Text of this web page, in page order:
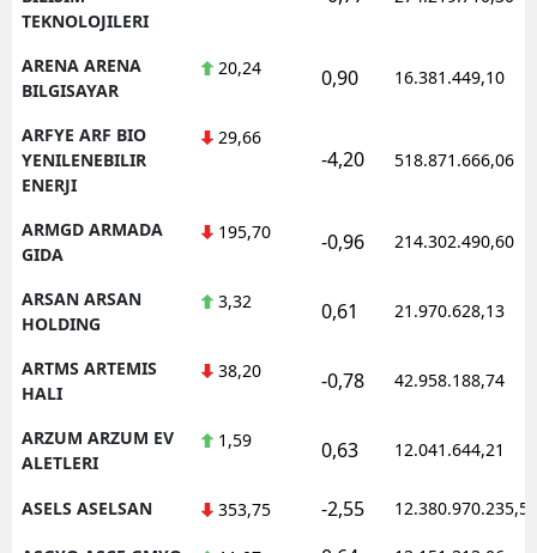
TEKNOLOJILERI
ARENA ARENA
BILGISAYAR
20,24 0,90 16.381.449,10
ARFYE ARF BIO
YENILENEBILIR
ENERJI
29,66
-4,20 518.871.666,06
ARMGD ARMADA
GIDA
195,70 -0,96 214.302.490,60
ARSAN ARSAN
HOLDING
3,32 0,61 21.970.628,13
ARTMS ARTEMIS
HALI
38,20 -0,78 42.958.188,74
ARZUM ARZUM EV
ALETLERI
1,59 0,63 12.041.644,21
ASELS ASELSAN 353,75 -2,55 12.380.970.235,50